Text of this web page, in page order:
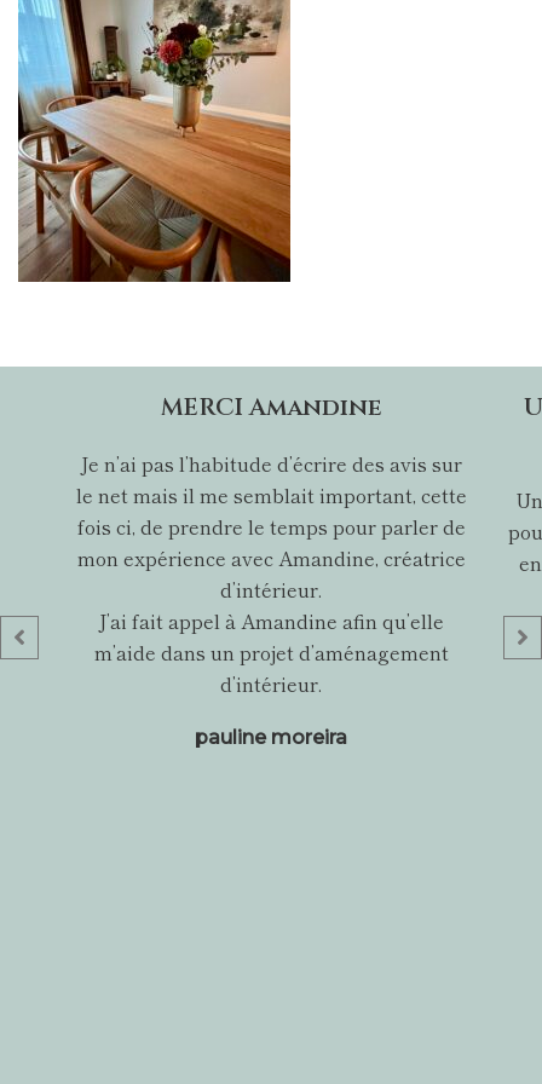
MERCI Amandine
Je n’ai pas l’habitude d’écrire des avis sur
le net mais il me semblait important, cette
fois ci, de prendre le temps pour parler de
mon expérience avec Amandine, créatrice
d’intérieur.
J’ai fait appel à Amandine afin qu’elle
m’aide dans un projet d’aménagement
d’intérieur.
pauline moreira